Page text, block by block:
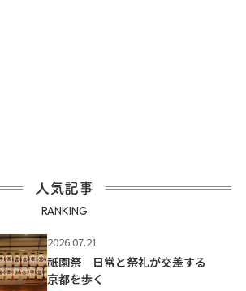
人気記事
RANKING
2026.07.21
祇園祭 日常と祭礼が交差する
京都を歩く